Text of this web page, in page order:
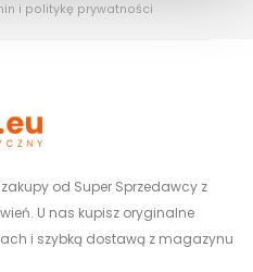
i politykę prywatności
od Super Sprzedawcy z
U nas kupisz oryginalne
i szybką dostawą z magazynu